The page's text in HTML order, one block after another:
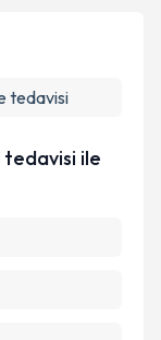
Aydınlatma
tedavisi
tedavisi ile